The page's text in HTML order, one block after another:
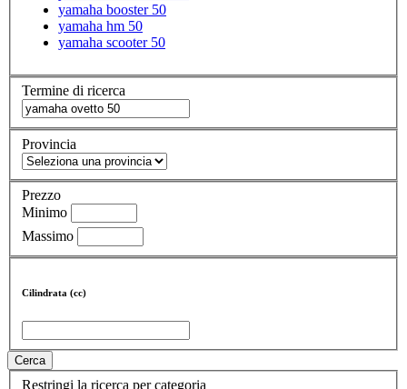
yamaha booster 50
yamaha hm 50
yamaha scooter 50
Termine di ricerca
Provincia
Prezzo
Minimo
Massimo
Cilindrata (cc)
Cerca
Restringi la ricerca per categoria